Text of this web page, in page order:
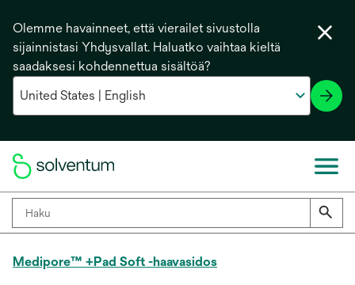
Olemme havainneet, että vierailet sivustolla
sijainnistasi Yhdysvallat. Haluatko vaihtaa kieltä
saadaksesi kohdennettua sisältöä?
Medipore™ +Pad Soft -haavasidos